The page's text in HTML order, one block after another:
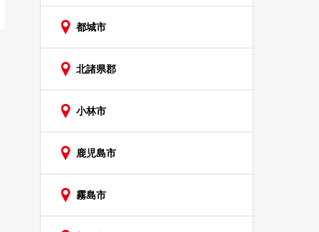
都城市
北諸県郡
小林市
鹿児島市
霧島市